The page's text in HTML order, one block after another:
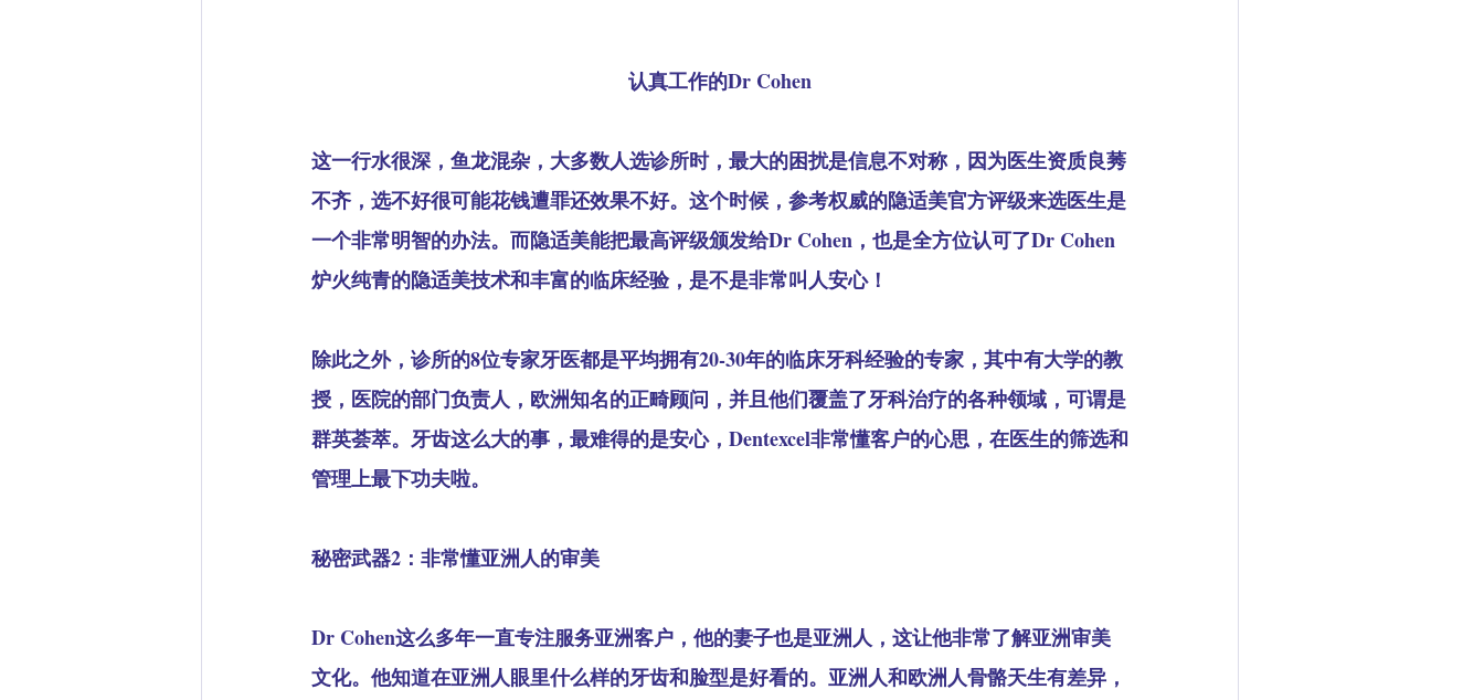
认真工作的Dr Cohen
这一行水很深，鱼龙混杂，大多数人选诊所时，最大的困扰是信息不对称，因为医生资质良莠
不齐，选不好很可能花钱遭罪还效果不好。这个时候，参考权威的隐适美官方评级来选医生是
一个非常明智的办法。而隐适美能把最高评级颁发给Dr Cohen，也是全方位认可了Dr Cohen
炉火纯青的隐适美技术和丰富的临床经验，是不是非常叫人安心！
除此之外，诊所的8位专家牙医都是平均拥有20-30年的临床牙科经验的专家，其中有大学的教
授，医院的部门负责人，欧洲知名的正畸顾问，并且他们覆盖了牙科治疗的各种领域，可谓是
群英荟萃。牙齿这么大的事，最难得的是安心，Dentexcel非常懂客户的心思，在医生的筛选和
管理上最下功夫啦。
秘密武器2：非常懂亚洲人的审美
Dr Cohen这么多年一直专注服务亚洲客户，他的妻子也是亚洲人，这让他非常了解亚洲审美
文化。他知道在亚洲人眼里什么样的牙齿和脸型是好看的。亚洲人和欧洲人骨骼天生有差异，